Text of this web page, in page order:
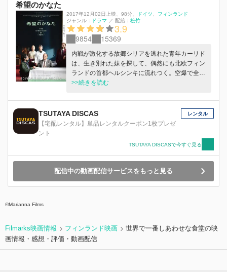
希望のかなた
2017年12月02日上映、 98分、 ドイツ
フィンランド
ジャンル：
ドラマ ／ 配給： 松竹
3.9
9854 15369
内戦が激化する故郷シリアを逃れた青年カーリド
は、生き別れた妹を探して、偶然にも北欧フィン
ランドの首都ヘルシンキに流れつく。空爆で全て
を失くした今、彼の唯一の望みは妹を見つけだす
この街でも差別や暴力にさらされるカーリドだっ
たが、レストランのオーナーのヴィクストロムは
彼に救いの手を差しのべ、自身のレストランに雇
った過去を捨て、人生をやり直そうとしていた。
り、彼らの人生には希望の光がさし始める…。
>>続きを読む
TSUTAYA DISCAS
【宅配レンタル】単品レンタルクーポン1枚プレゼ
ント
レンタル
TSUTAYA DISCASで今すぐ見る
配信中の動画配信サービスをもっと見る
©Marianna Films
Filmarks映画情報 フィンランド映画
世界で一番しあわせな食堂の映
画情報・感想・評価・動画配信